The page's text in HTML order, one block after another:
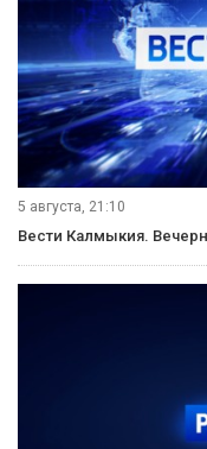
5 августа, 21:10
Вести Калмыкия.